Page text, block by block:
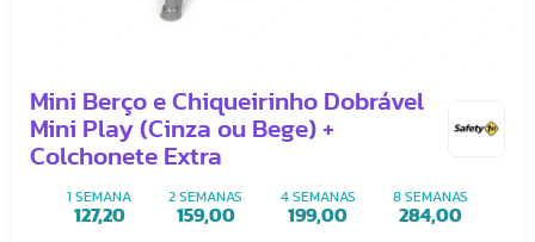
Mini Berço e Chiqueirinho Dobrável
Mini Play (Cinza ou Bege) +
Colchonete Extra
1 SEMANA
127,20
2 SEMANAS
159,00
4 SEMANAS
199,00
8 SEMANAS
284,00